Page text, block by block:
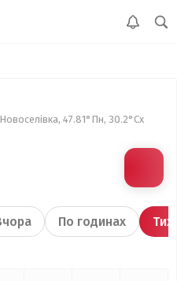
47.81°Пн, 30.2°Сх
По годинах